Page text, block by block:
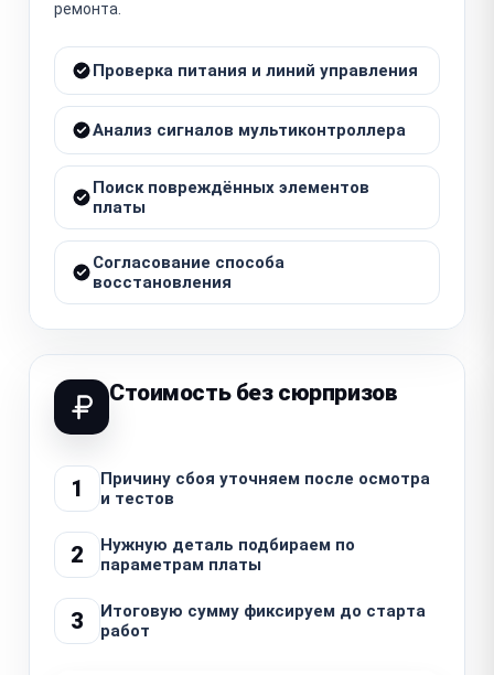
ремонта.
Проверка питания и линий управления
Анализ сигналов мультиконтроллера
Поиск повреждённых элементов
платы
Согласование способа
восстановления
Стоимость без сюрпризов
1
Причину сбоя уточняем после осмотра
и тестов
2
Нужную деталь подбираем по
параметрам платы
3
Итоговую сумму фиксируем до старта
работ